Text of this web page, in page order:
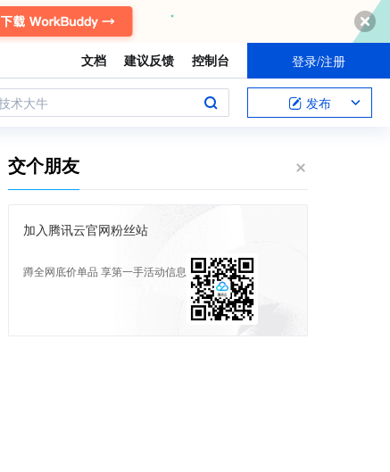
文档 建议反馈 控制台 登录/注册
术大牛 发布
交个朋友
加入腾讯云官网粉丝站
蹲全网底价单品 享第一手活动信息